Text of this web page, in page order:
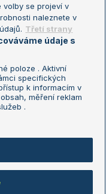
soukromí
zpracování osobních
zpravodajství ČTK.
volby se projeví v
naleznete v
Třetí strany
údaje s
poloze . Aktivní
specifických
k informacím v
měření reklam
.